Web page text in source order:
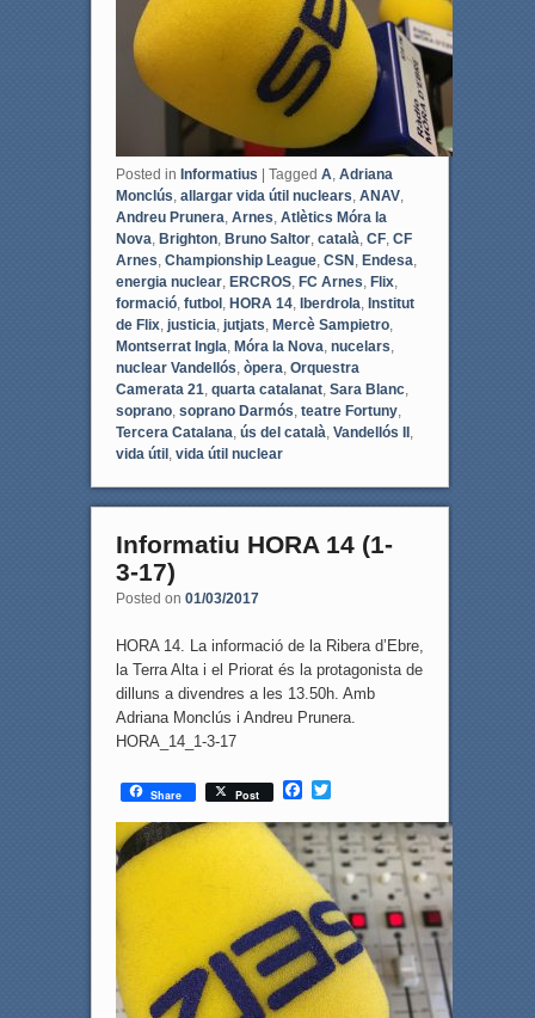
Posted in Informatius Tagged A, Adriana
Monclús, allargar vida útil nuclears, ANAV,
Andreu Prunera, Arnes, Atlètics Móra la
Nova, Brighton, Bruno Saltor, català, CF, CF
Arnes, Championship League, CSN , Endesa,
energia nuclear, ERCROS, FC Arnes, Flix,
formació, futbol , HORA 14, Iberdrola, Institut
de Flix, justicia, jutjats, Mercè Sampietro,
Montserrat Ingla, Móra la Nova, nucelars,
nuclear Vandellós, òpera, Orquestra
Camerata 21, quarta catalanat, Sara Blanc,
soprano, soprano Darmós, teatre Fortuny,
Tercera Catalana, ús del català, Vandellós II ,
vida útil , vida útil nuclear
Informatiu HORA 14 (1-
3-17)
Posted on 01/03/2017
HORA 14. La informació de la Ribera d’Ebre,
la Terra Alta i el Priorat és la protagonista de
dilluns a divendres a les 13.50h. Amb
Adriana Monclús i Andreu Prunera.
HORA_14_1-3-17
Share Post
F
c
e
b
o
o
k
T
i
r